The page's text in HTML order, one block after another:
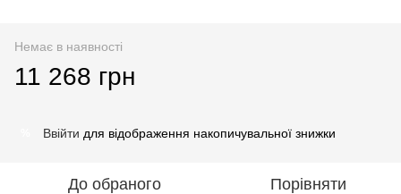
Немає в наявності
11 268 грн
Ввійти для відображення накопичувальної знижки
До обраного Порівняти